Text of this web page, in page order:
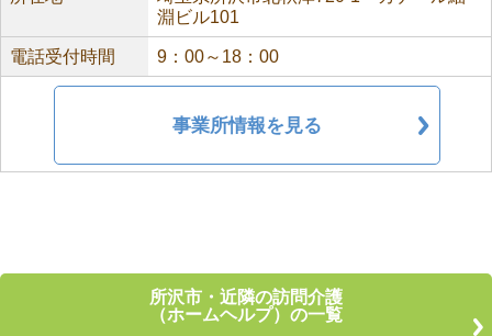
淵ビル101
電話受付時間 9：00～18：00
事業所情報を見る
所沢市・近隣の訪問介護
（ホームヘルプ）の一覧